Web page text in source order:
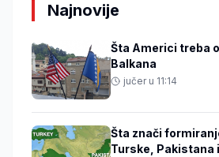
Najnovije
Šta Americi treba
Balkana
jučer u 11:14
Šta znači
Turske, Pakistana